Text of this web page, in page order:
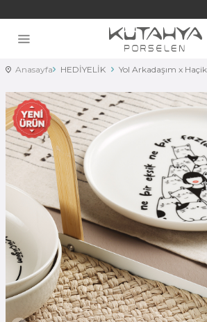
Anasayfa HEDİYELİK Yol Arkadaşım x